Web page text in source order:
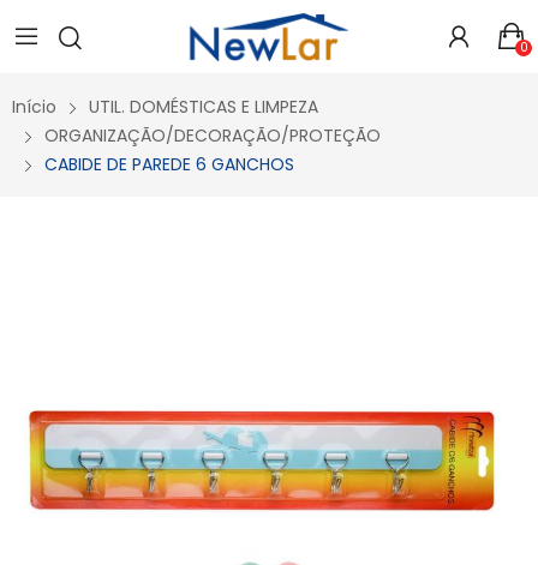
Secure crypto portfolio manager for desktops and mobile -
Visit Ledger Live
- easily manage, stake, and track assets. 0
Início
UTIL. DOMÉSTICAS E LIMPEZA
ORGANIZAÇÃO/DECORAÇÃO/PROTEÇÃO
CABIDE DE PAREDE 6 GANCHOS